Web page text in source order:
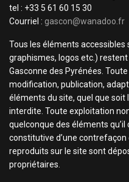
tel : +33 5 61 60 15 30
Courriel : gascon@wanadoo.fr
Tous les éléments accessibles
graphismes, logos etc.)
Gasconne des Pyrénées.
modification, publication,
éléments du site, quel que soit
interdite. Toute exploitation
quelconque des éléments
constitutive d’une
reproduits sur le site sont
propriétaires.